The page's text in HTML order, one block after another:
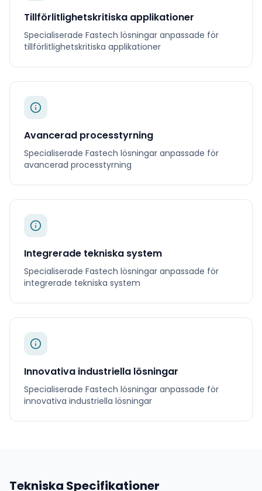
Tillförlitlighetskritiska applikationer
Specialiserade Fastech lösningar anpassade för
tillförlitlighetskritiska applikationer
Avancerad processtyrning
Specialiserade Fastech lösningar anpassade för
avancerad processtyrning
Integrerade tekniska system
Specialiserade Fastech lösningar anpassade för
integrerade tekniska system
Innovativa industriella lösningar
Specialiserade Fastech lösningar anpassade för
innovativa industriella lösningar
Tekniska Specifikationer